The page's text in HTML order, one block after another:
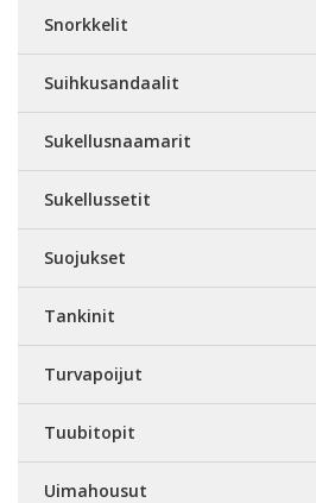
Snorkkelit
Suihkusandaalit
Sukellusnaamarit
Sukellussetit
Suojukset
Tankinit
Turvapoijut
Tuubitopit
Uimahousut